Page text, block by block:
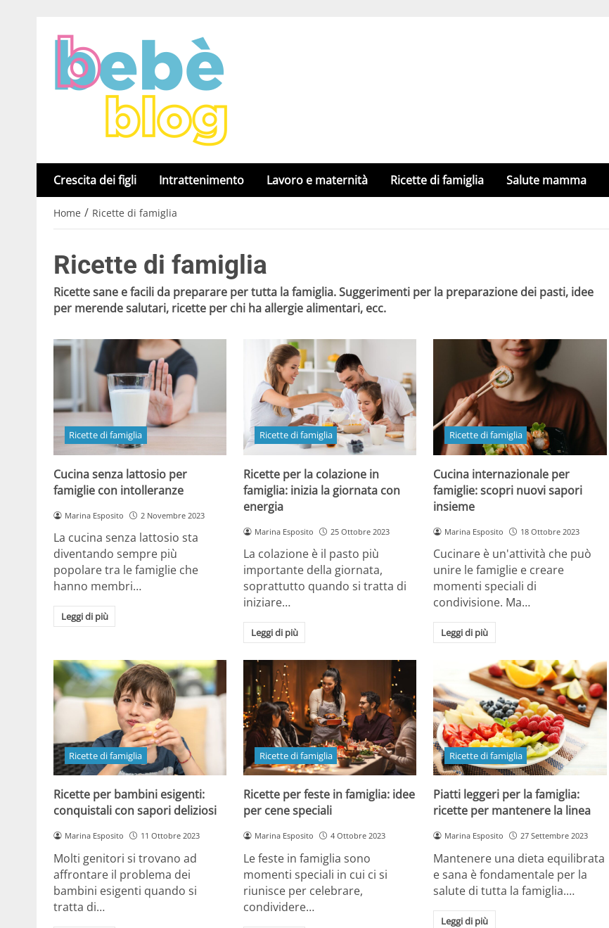
Crescita dei figli Intrattenimento Lavoro e maternità Ricette di famiglia Salute mamma
Home / Ricette di famiglia
Ricette di famiglia
Ricette sane e facili da preparare per tutta la famiglia. Suggerimenti per la preparazione dei pasti, idee
per merende salutari, ricette per chi ha allergie alimentari, ecc.
Ricette di famiglia
Cucina senza lattosio per
famiglie con intolleranze
Marina Esposito 2 Novembre 2023
La cucina senza lattosio sta
diventando sempre più
popolare tra le famiglie che
hanno membri…
Leggi di più
Ricette di famiglia
Ricette per la colazione in
famiglia: inizia la giornata con
energia
Marina Esposito 25 Ottobre 2023
La colazione è il pasto più
importante della giornata,
soprattutto quando si tratta di
iniziare…
Leggi di più
Ricette di famiglia
Cucina internazionale per
famiglie: scopri nuovi sapori
insieme
Marina Esposito 18 Ottobre 2023
Cucinare è un'attività che può
unire le famiglie e creare
momenti speciali di
condivisione. Ma…
Leggi di più
Ricette di famiglia
Ricette per bambini esigenti:
conquistali con sapori deliziosi
Marina Esposito 11 Ottobre 2023
Molti genitori si trovano ad
affrontare il problema dei
bambini esigenti quando si
tratta di…
Ricette di famiglia
Ricette per feste in famiglia: idee
per cene speciali
Marina Esposito 4 Ottobre 2023
Le feste in famiglia sono
momenti speciali in cui ci si
riunisce per celebrare,
condividere…
Ricette di famiglia
Piatti leggeri per la famiglia:
ricette per mantenere la linea
Marina Esposito 27 Settembre 2023
Mantenere una dieta equilibrata
e sana è fondamentale per la
salute di tutta la famiglia.…
Leggi di più